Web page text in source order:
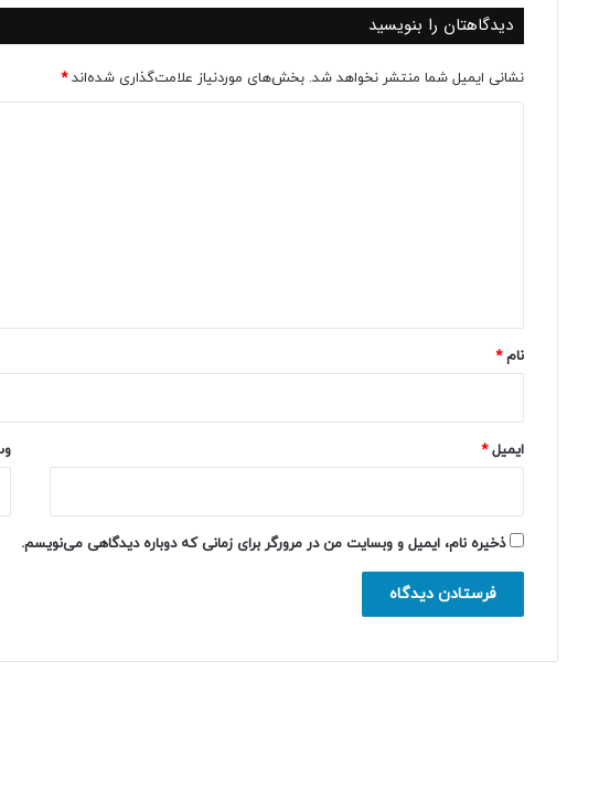
دیدگاهتان را بنویسید
نشانی ایمیل شما منتشر نخواهد شد. بخش‌های موردنیاز علامت‌گذاری شده‌اند*
نام*
ایمیل*
ذخیره نام، ایمیل و وبسایت من در مرورگر برای زمانی که دوباره دیدگاهی می‌نویسم.